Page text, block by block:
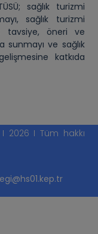
sağlık turizmi
sağlık turizmi
tavsiye, öneri ve
sunmayı ve sağlık
katkıda
I 2026 I Tüm hakkı